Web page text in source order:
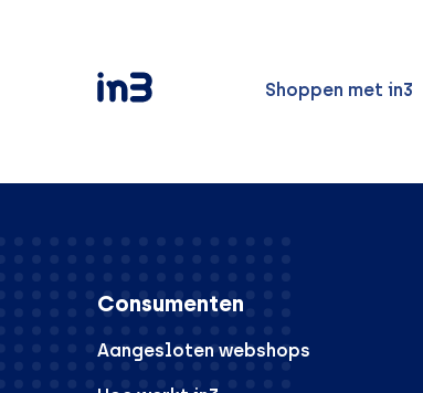
Shoppen met in3
Consumenten
Aangesloten webshops